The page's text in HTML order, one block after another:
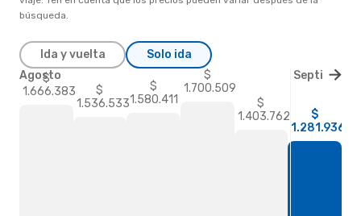
búsqueda.
Ida y vuelta Solo ida
$
1.666.383
$
1.536.533
$
1.580.411
$
1.700.509
$
1.403.762
$
1.281.936
Agosto Septiembre